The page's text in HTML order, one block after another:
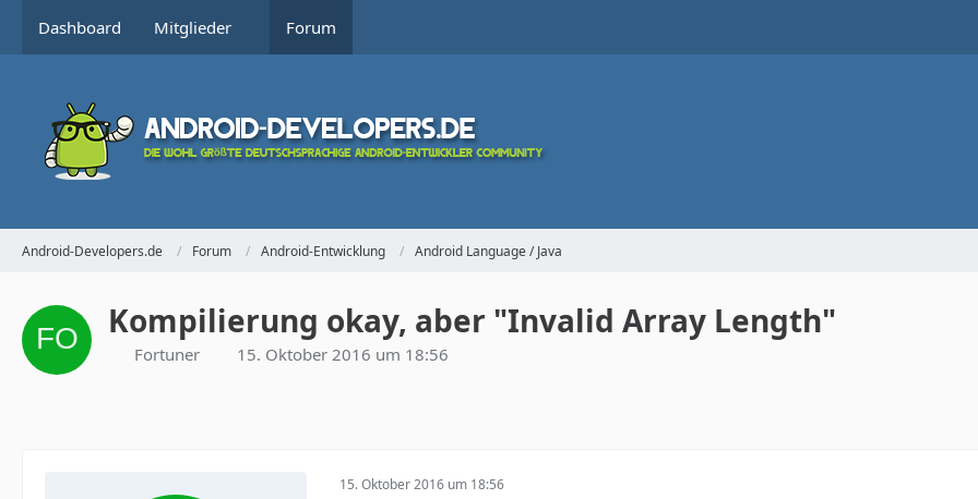
Dashboard Mitglieder Forum
Android-Developers.de Forum Android-Entwicklung Android Language / Java
Kompilierung okay, aber "Invalid Array Length"
Fortuner 15. Oktober 2016 um 18:56
15. Oktober 2016 um 18:56